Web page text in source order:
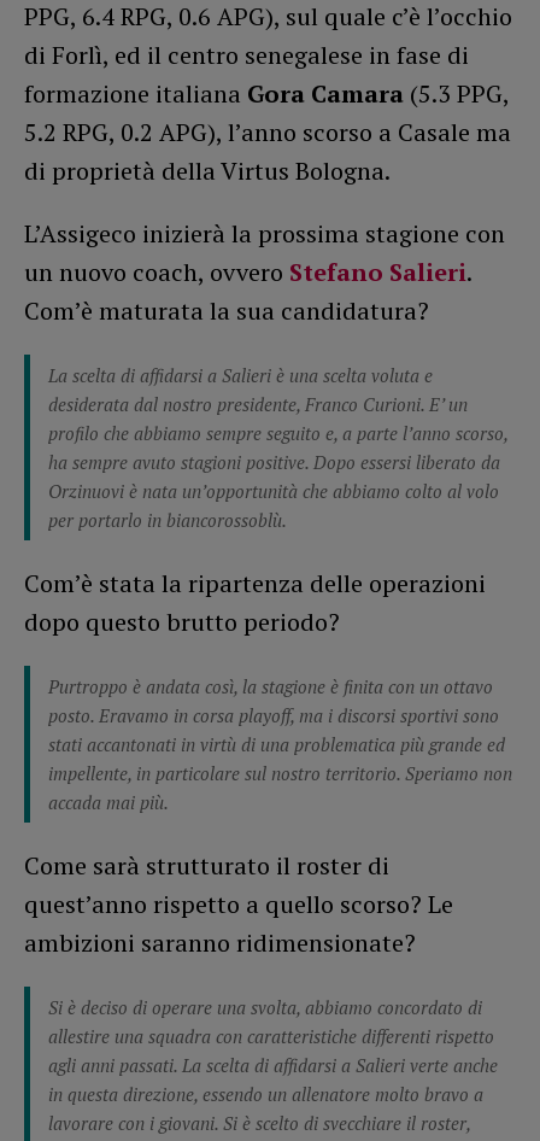
PPG, 6.4 RPG, 0.6 APG), sul quale c’è l’occhio
di Forlì, ed il centro senegalese in fase di
formazione italiana Gora Camara (5.3 PPG,
5.2 RPG, 0.2 APG), l’anno scorso a Casale ma
di proprietà della Virtus Bologna.
L’Assigeco inizierà la prossima stagione con
un nuovo coach, ovvero Stefano Salieri.
Com’è maturata la sua candidatura?
La scelta di affidarsi a Salieri è una scelta voluta e
desiderata dal nostro presidente, Franco Curioni. E’ un
profilo che abbiamo sempre seguito e, a parte l’anno scorso,
ha sempre avuto stagioni positive. Dopo essersi liberato da
Orzinuovi è nata un’opportunità che abbiamo colto al volo
per portarlo in biancorossoblù.
Com’è stata la ripartenza delle operazioni
dopo questo brutto periodo?
Purtroppo è andata così, la stagione è finita con un ottavo
posto. Eravamo in corsa playoff, ma i discorsi sportivi sono
stati accantonati in virtù di una problematica più grande ed
impellente, in particolare sul nostro territorio. Speriamo non
accada mai più.
Come sarà strutturato il roster di
quest’anno rispetto a quello scorso? Le
ambizioni saranno ridimensionate?
Si è deciso di operare una svolta, abbiamo concordato di
allestire una squadra con caratteristiche differenti rispetto
agli anni passati. La scelta di affidarsi a Salieri verte anche
in questa direzione, essendo un allenatore molto bravo a
lavorare con i giovani. Si è scelto di svecchiare il roster,